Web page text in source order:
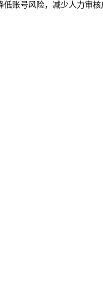
低账号风险，减少人力审核